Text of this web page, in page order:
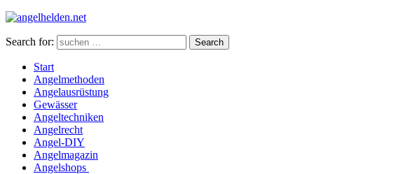
Search for: Search
Start
Angelmethoden
Angelausrüstung
Gewässer
Angeltechniken
Angelrecht
Angel-DIY
Angelmagazin
Angelshops